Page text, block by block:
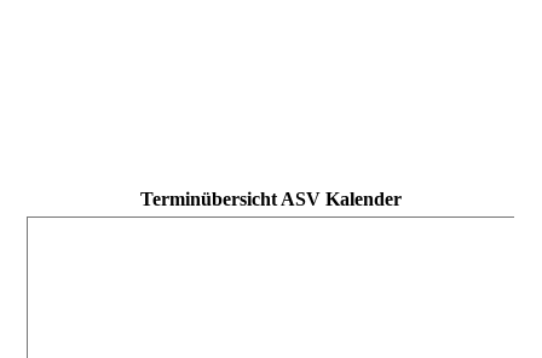
Terminübersicht ASV Kalender